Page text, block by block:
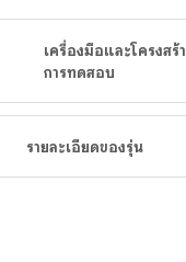
เครื่องมือและโครงสร้
การทดสอบ
รายละเอียดของรุ่น